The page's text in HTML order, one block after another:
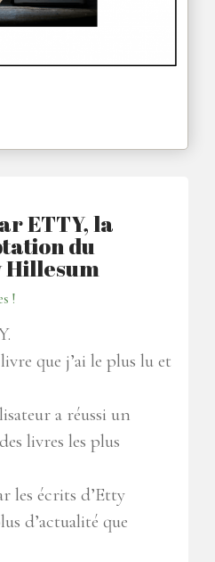
ETTY, la
du
Hillesum
!
que j’ai le plus lu et
a réussi un
livres les plus
les écrits d’Etty
d’actualité que